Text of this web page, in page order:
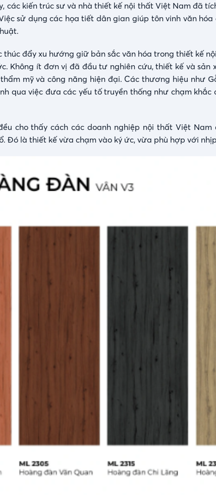
các kiến trúc sư và nhà thiết kế nội thất Việt Nam đã
sử dụng các họa tiết dân gian giúp tôn vinh văn
đẩy xu hướng giữ bản sắc văn hóa trong thiết kế
Không ít đơn vị đã đầu tư nghiên cứu, thiết kế và sản
mỹ và công năng hiện đại. Các thương hiệu như
qua việc đưa các yếu tố truyền thống như chạm
cho thấy cách các doanh nghiệp nội thất Việt
Đó là thiết kế vừa chạm vào ký ức, vừa phù hợp với